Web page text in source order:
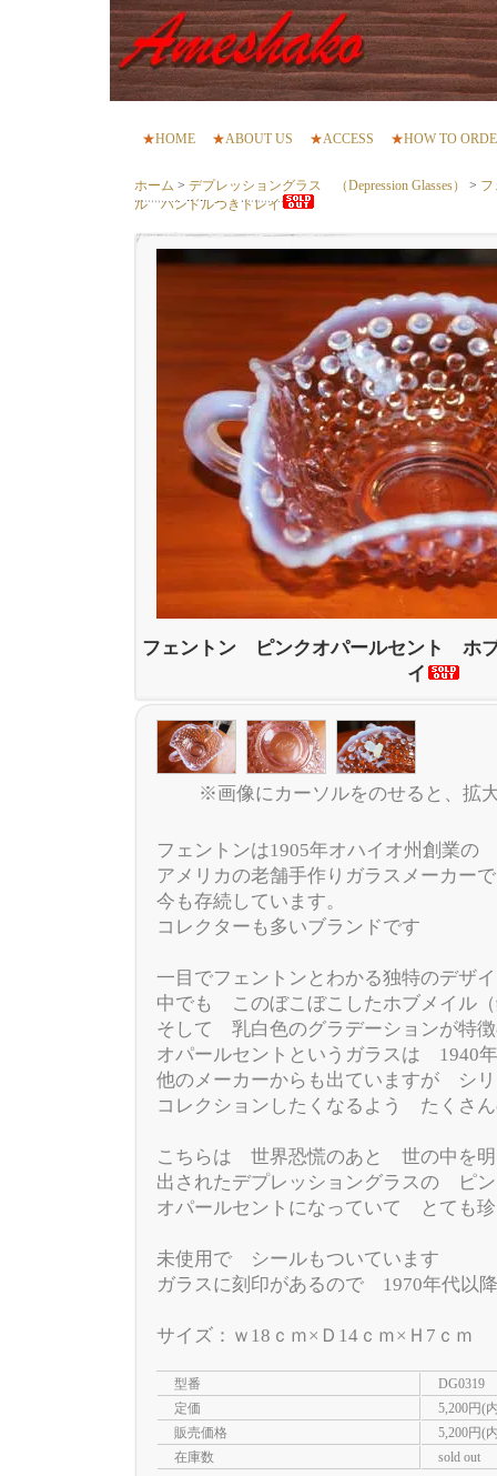
★HOME ★ABOUT US ★ACCESS ★HOW TO
ホーム > デプレッショングラス （Depression Glasses） >
ル ハンドルつきトレイ
フェントン ピンクオパールセント ホ
イ
※画像にカーソルをのせると、拡
フェントンは1905年オハイオ州創業の
アメリカの老舗手作りガラスメーカーで
今も存続しています。
コレクターも多いブランドです
一目でフェントンとわかる独特のデザ
中でも このぼこぼこしたホブメイル
そして 乳白色のグラデーションが特
オパールセントというガラスは 1940
他のメーカーからも出ていますが シ
コレクションしたくなるよう たくさ
こちらは 世界恐慌のあと 世の中を明
出されたデプレッショングラスの ピ
オパールセントになっていて とても
未使用で シールもついています
ガラスに刻印があるので 1970年代以
サイズ：ｗ18ｃｍ×Ｄ14ｃｍ×Ｈ7ｃｍ
型番
DG0319
定価
5,200円(
販売価格
5,200円(
在庫数
sold out